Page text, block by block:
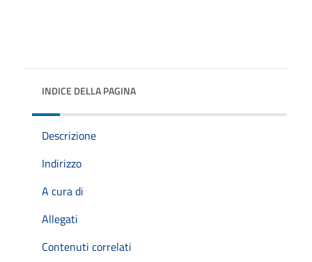
INDICE DELLA PAGINA
Descrizione
Indirizzo
A cura di
Allegati
Contenuti correlati